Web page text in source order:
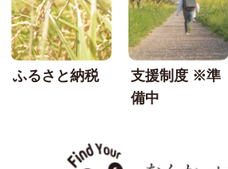
ふるさと納税
支援制度 ※準
備中